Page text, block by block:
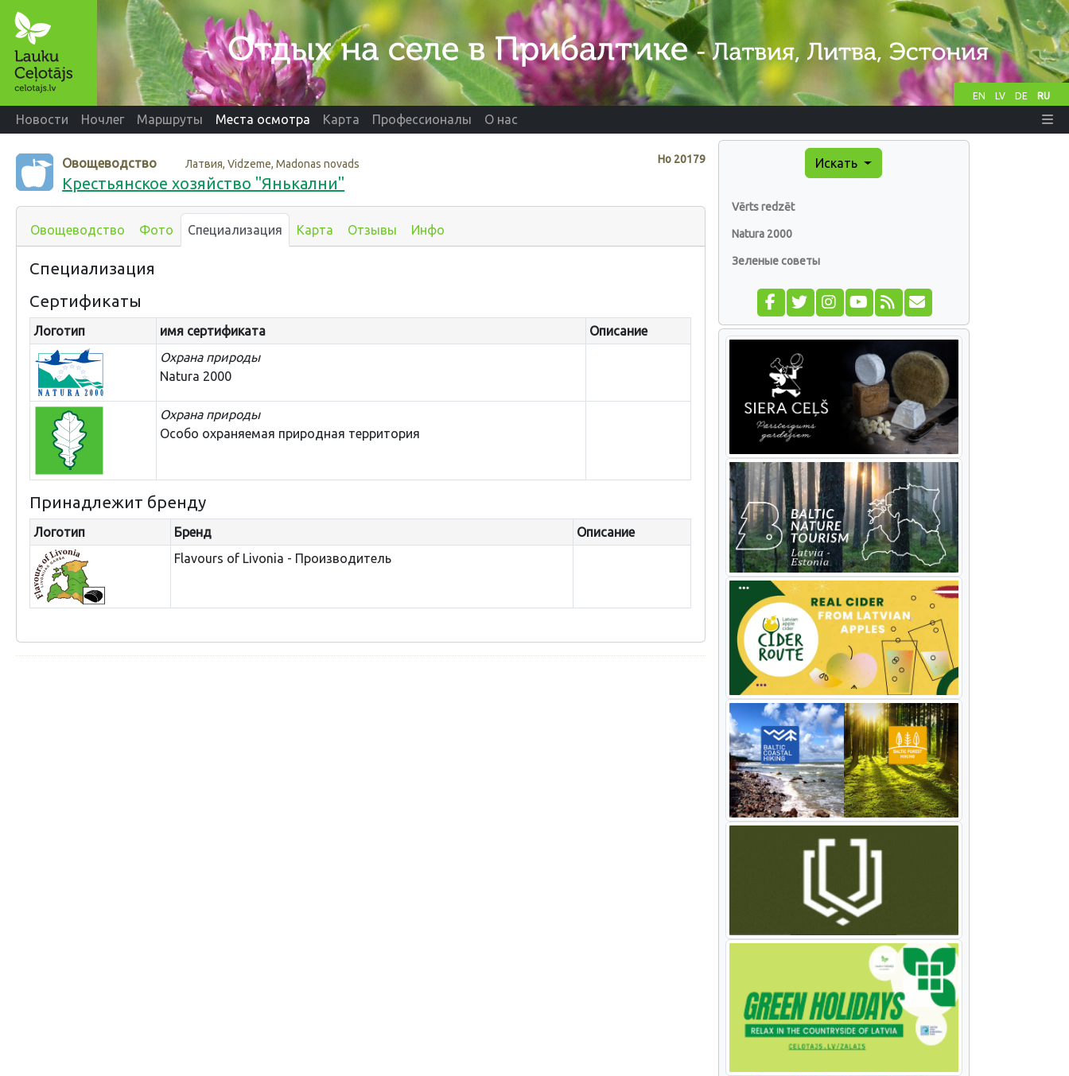
EN LV DE RU
Новости Ночлег Маршруты Места осмотра Карта Профессионалы О нас
Нo 20179
Овощеводство Латвия, Vidzeme, Madonas novads
Крестьянское хозяйство "Янькални"
Овощеводство Фото Специализация Карта Отзывы Инфо
Специализация
Сертификаты
Логотип имя сертификата
Описание
Охрана природы
Natura 2000
Охрана природы
Особо охраняемая природная территория
Принадлежит бренду
Логотип Бренд
Описание
Flavours of Livonia - Производитель
Искать
Vērts redzēt
Natura 2000
Зеленые советы